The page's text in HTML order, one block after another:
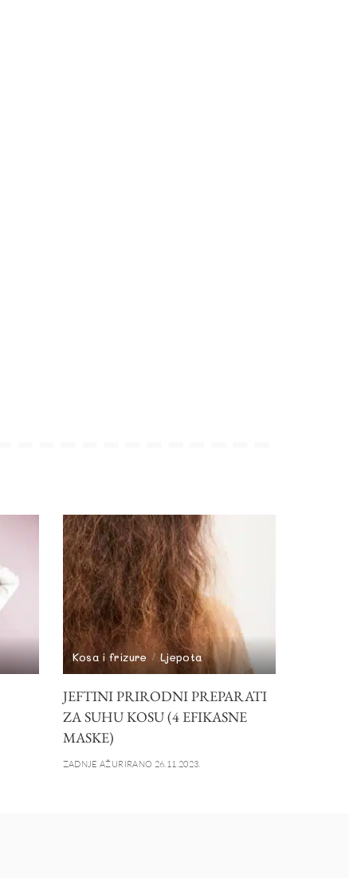
Kosa i frizure Ljepota
JEFTINI PRIRODNI PREPARATI
ZA SUHU KOSU (4 EFIKASNE
MASKE)
ZADNJE AŽURIRANO 26.11.2023.